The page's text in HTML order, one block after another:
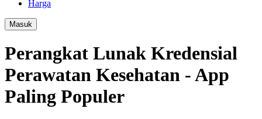
Harga
Masuk
Perangkat Lunak Kredensial
Perawatan Kesehatan - App
Paling Populer